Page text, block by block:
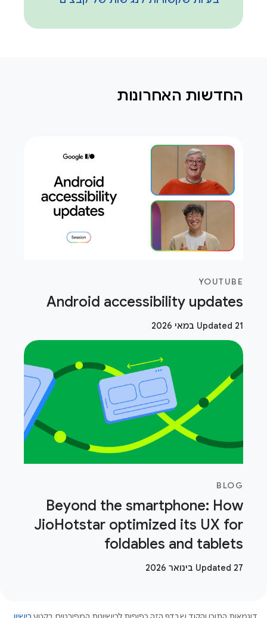
החדשות האחרונות
YOUTUBE
Android accessibility updates
Updated 21 במאי 2026
BLOG
Beyond the smartphone: How
JioHotstar optimized its UX for
foldables and tablets
Updated 27 בינואר 2026